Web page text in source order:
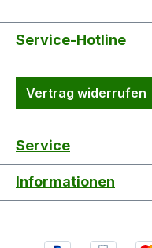
Service-Hotline
Vertrag widerrufen
Service
Informationen